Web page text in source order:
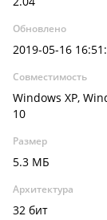
Обновлено
2019-05-16
Совместимость
Windows XP,
10
Размер
5.3 МБ
Архитектура
32 бит